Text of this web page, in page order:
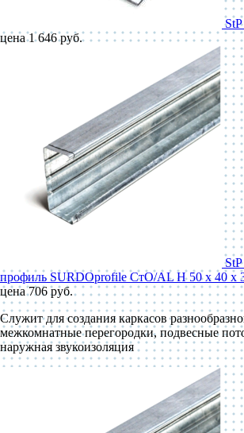
цена 1 646 руб.
профиль SURDOprofile СтО/AL Н 50 x 40 x
цена 706 руб.
Служит для создания каркасов
межкомнатные перегородки, подвесные
наружная звукоизоляция